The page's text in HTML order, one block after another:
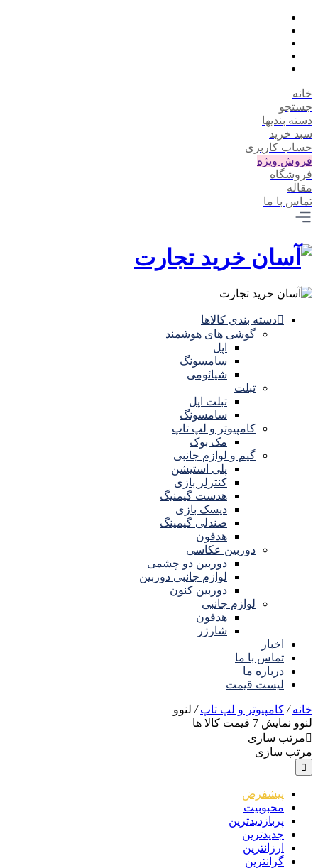
خانه
جستجو
دسته بندیها
سبد خرید
حساب کاربری
فروش ویژه
فروشگاه
مقاله
تماس با ما
دسته بندی کالاها
گوشی های هوشمند
اپل
سامسونگ
شیائومی
تبلت
تبلت اپل
سامسونگ
کامپیوتر و لپ تاپ
مک بوک
گیم و لوازم جانبی
پلی استیشن
کنترلر بازی
هدست گیمنیگ
دیسک بازی
صندلی گیمینگ
هدفون
دوربین عکاسی
دوربین دو چشمی
لوازم جانبی دوربین
دوربین کنون
لوازم جانبی
هدفون
شارژر
اخبار
تماس با ما
درباره ما
لیست قیمت
خانه/ کامپیوتر و لپ تاپ/ لنوو
لنوو نمایش 7 قیمت کالا ها
مرتب سازی
مرتب سازی
پیشفرض
محبوبیت
پربازدیدترین
جدیدترین
ارزانترین
گرانترین